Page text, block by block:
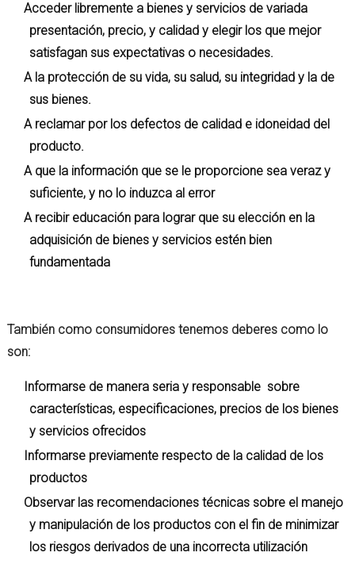
Acceder libremente a bienes y servicios de variada
presentación, precio, y calidad y elegir los que mejor
satisfagan sus expectativas o necesidades.
A la protección de su vida, su salud, su integridad y la de
sus bienes.
A reclamar por los defectos de calidad e idoneidad del
producto.
A que la información que se le proporcione sea veraz y
suficiente, y no lo induzca al error
A recibir educación para lograr que su elección en la
adquisición de bienes y servicios estén bien
fundamentada
También como consumidores tenemos deberes como lo
son:
Informarse de manera seria y responsable sobre
características, especificaciones, precios de los bienes
y servicios ofrecidos
Informarse previamente respecto de la calidad de los
productos
Observar las recomendaciones técnicas sobre el manejo
y manipulación de los productos con el fin de minimizar
los riesgos derivados de una incorrecta utilización